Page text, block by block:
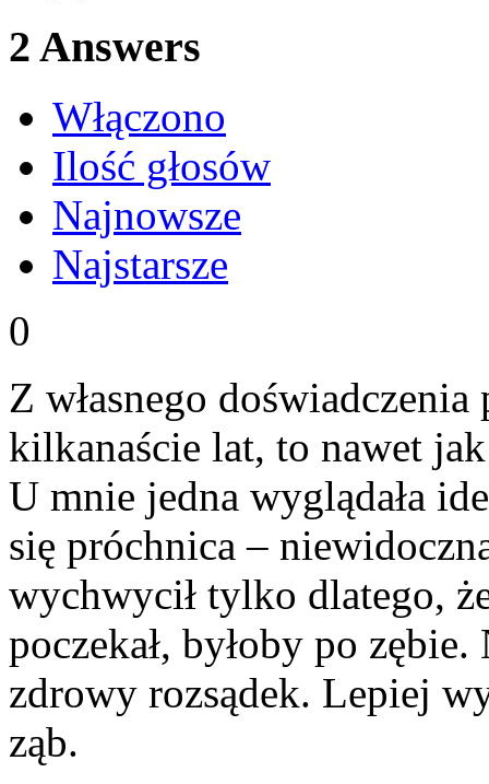
2 Answers
Włączono
Ilość głosów
Najnowsze
Najstarsze
0
Z własnego
kilkanaście lat, to nawet
U mnie jedna wyglądała
się próchnica –
wychwycił tylko dlatego,
poczekał, byłoby po
zdrowy rozsądek. Lepiej
ząb.